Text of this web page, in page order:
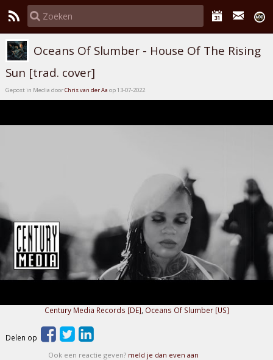
Oceans Of Slumber - House Of The Rising
Sun [trad. cover]
Gepost in Media doorChris van der Aa op 13-07-2022
Century Media Records [DE] Oceans Of Slumber [US]
Delen op
Ook een reactie geven? meld je dan even aan